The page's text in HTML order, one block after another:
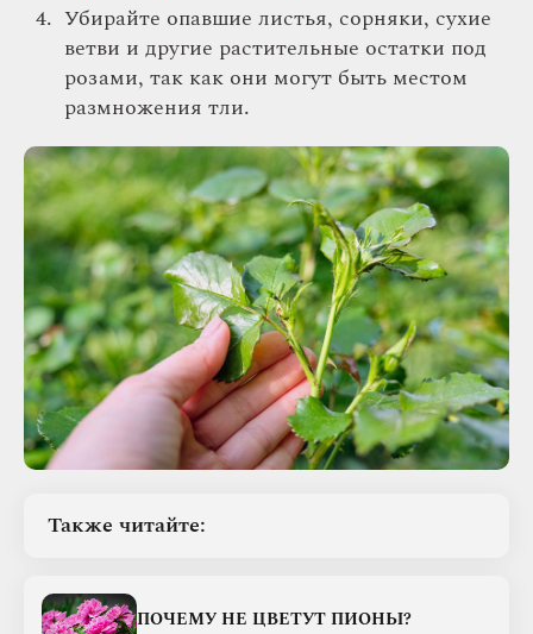
Убирайте опавшие листья, сорняки, сухие
ветви и другие растительные остатки под
розами, так как они могут быть местом
размножения тли.
Также читайте:
ПОЧЕМУ НЕ ЦВЕТУТ ПИОНЫ?